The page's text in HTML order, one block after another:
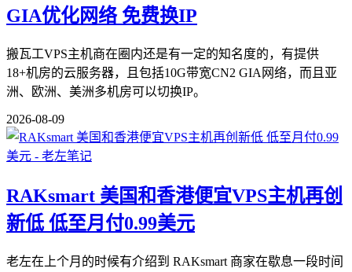
GIA优化网络 免费换IP
搬瓦工VPS主机商在圈内还是有一定的知名度的，有提供
18+机房的云服务器，且包括10G带宽CN2 GIA网络，而且亚
洲、欧洲、美洲多机房可以切换IP。
2026-08-09
RAKsmart 美国和香港便宜VPS主机再创
新低 低至月付0.99美元
老左在上个月的时候有介绍到 RAKsmart 商家在歇息一段时间